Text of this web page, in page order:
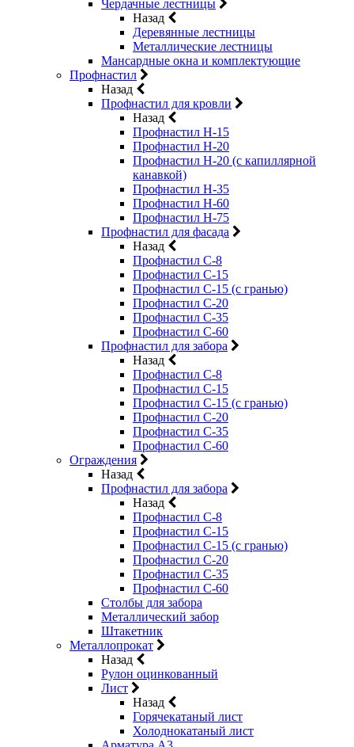
Чердачные лестницы
Назад
Деревянные лестницы
Металлические лестницы
Мансардные окна и комплектующие
Профнастил
Назад
Профнастил для кровли
Назад
Профнастил Н-15
Профнастил Н-20
Профнастил Н-20 (с капиллярной
канавкой)
Профнастил Н-35
Профнастил Н-60
Профнастил Н-75
Профнастил для фасада
Назад
Профнастил С-8
Профнастил С-15
Профнастил С-15 (с гранью)
Профнастил С-20
Профнастил С-35
Профнастил С-60
Профнастил для забора
Назад
Профнастил С-8
Профнастил С-15
Профнастил С-15 (с гранью)
Профнастил С-20
Профнастил С-35
Профнастил С-60
Ограждения
Назад
Профнастил для забора
Назад
Профнастил С-8
Профнастил С-15
Профнастил С-15 (с гранью)
Профнастил С-20
Профнастил С-35
Профнастил С-60
Столбы для забора
Металлический забор
Штакетник
Металлопрокат
Назад
Рулон оцинкованный
Лист
Назад
Горячекатаный лист
Холоднокатаный лист